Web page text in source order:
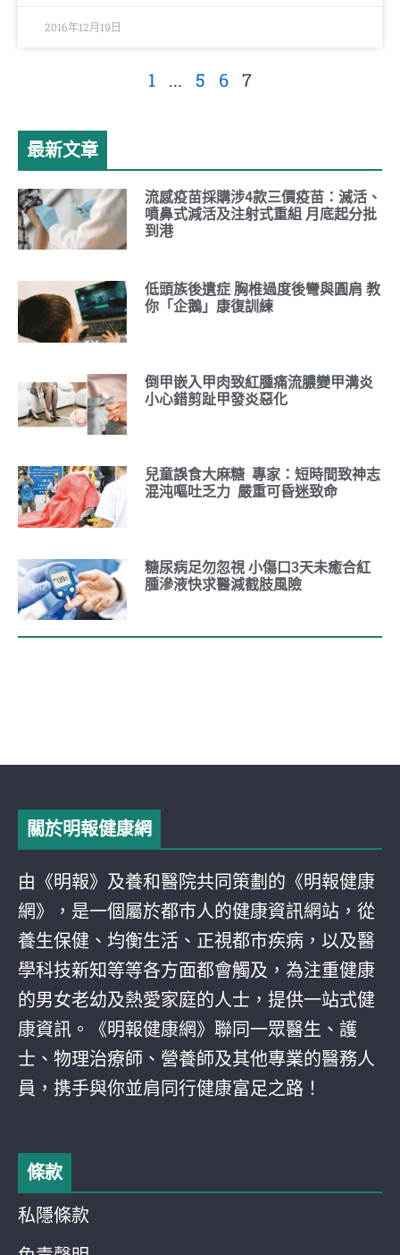
2016年12月19日
1 ... 5 6 7
最新文章
流感疫苗採購涉4款三價疫苗：滅活、
噴鼻式減活及注射式重組 月底起分批
到港
低頭族後遺症 胸椎過度後彎與圓肩 教
你「企鵝」康復訓練
倒甲嵌入甲肉致紅腫痛流膿變甲溝炎
小心錯剪趾甲發炎惡化
兒童誤食大麻糖 專家：短時間致神志
混沌嘔吐乏力 嚴重可昏迷致命
糖尿病足勿忽視 小傷口3天未癒合紅
腫滲液快求醫減截肢風險
關於明報健康網
由《明報》及養和醫院共同策劃的《明報健康
網》，是一個屬於都巿人的健康資訊網站，從
養生保健、均衡生活、正視都巿疾病，以及醫
學科技新知等等各方面都會觸及，為注重健康
的男女老幼及熱愛家庭的人士，提供一站式健
康資訊。《明報健康網》聯同一眾醫生、護
士、物理治療師、營養師及其他專業的醫務人
員，携手與你並肩同行健康富足之路！
條款
私隱條款